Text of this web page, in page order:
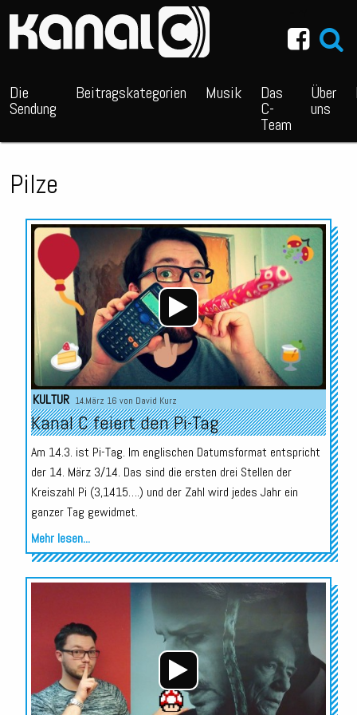
Die
Sendung
Beitragskategorien Musik Das
C-
Team
Über
uns
Pilze
Audio-
Player
KULTUR 14.März 16 von David Kurz
Kanal C feiert den Pi-Tag
Am 14.3. ist Pi-Tag. Im englischen Datumsformat entspricht
der 14. März 3/14. Das sind die ersten drei Stellen der
Kreiszahl Pi (3,1415….) und der Zahl wird jedes Jahr ein
ganzer Tag gewidmet.
Mehr lesen...
Audio-
Player